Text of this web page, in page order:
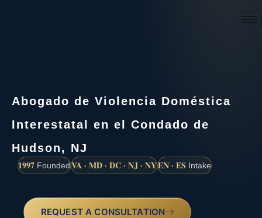
Abogado de Violencia Doméstica
Interestatal en el Condado de
Hudson, NJ
1997 FoundedVA · MD · DC · NJ · NYEN · ES Intake
REQUEST A CONSULTATION